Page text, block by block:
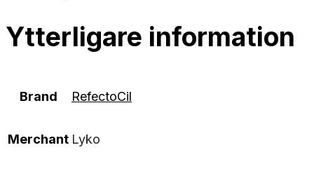
Ytterligare information
Brand RefectoCil
Merchant Lyko